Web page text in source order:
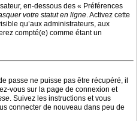
en-dessous des « Préférences
votre statut en ligne. Activez cette
qu’aux administrateurs, aux
compté(e) comme étant un
passe ne puisse pas être récupéré, il
vous sur la page de connexion et
. Suivez les instructions et vous
connecter de nouveau dans peu de